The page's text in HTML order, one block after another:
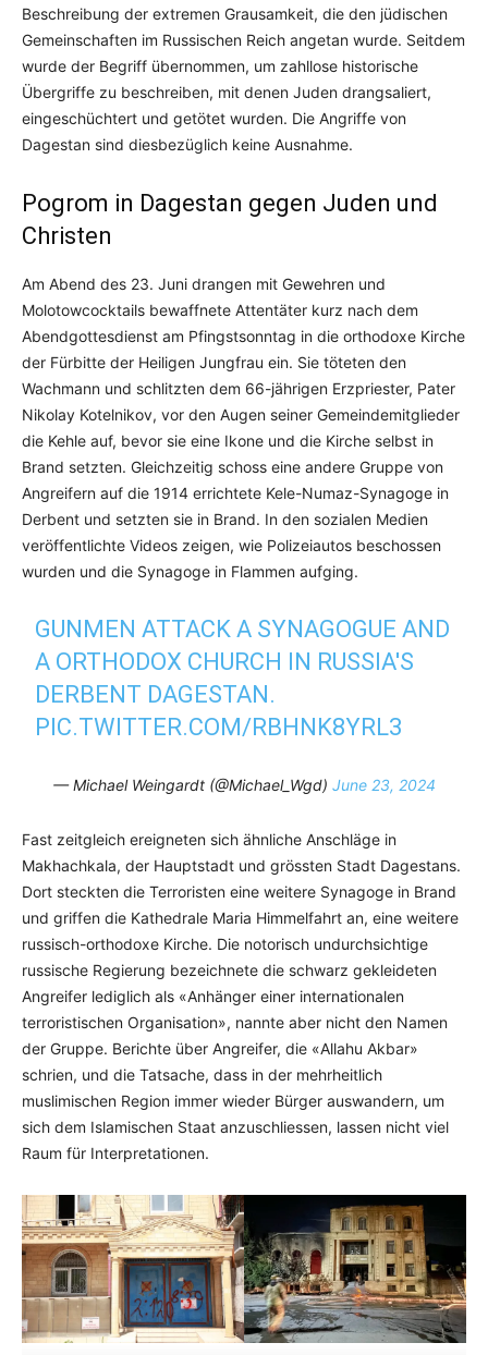
Beschreibung der extremen Grausamkeit, die den jüdischen
Gemeinschaften im Russischen Reich angetan wurde. Seitdem
wurde der Begriff übernommen, um zahllose historische
Übergriffe zu beschreiben, mit denen Juden drangsaliert,
eingeschüchtert und getötet wurden. Die Angriffe von
Dagestan sind diesbezüglich keine Ausnahme.
Pogrom in Dagestan gegen Juden und
Christen
Am Abend des 23. Juni drangen mit Gewehren und
Molotowcocktails bewaffnete Attentäter kurz nach dem
Abendgottesdienst am Pfingstsonntag in die orthodoxe Kirche
der Fürbitte der Heiligen Jungfrau ein. Sie töteten den
Wachmann und schlitzten dem 66-jährigen Erzpriester, Pater
Nikolay Kotelnikov, vor den Augen seiner Gemeindemitglieder
die Kehle auf, bevor sie eine Ikone und die Kirche selbst in
Brand setzten. Gleichzeitig schoss eine andere Gruppe von
Angreifern auf die 1914 errichtete Kele-Numaz-Synagoge in
Derbent und setzten sie in Brand. In den sozialen Medien
veröffentlichte Videos zeigen, wie Polizeiautos beschossen
wurden und die Synagoge in Flammen aufging.
GUNMEN ATTACK A SYNAGOGUE AND
A ORTHODOX CHURCH IN RUSSIA'S
DERBENT DAGESTAN.
PIC.TWITTER.COM/RBHNK8YRL3
— Michael Weingardt (@Michael_Wgd) June 23, 2024
Fast zeitgleich ereigneten sich ähnliche Anschläge in
Makhachkala, der Hauptstadt und grössten Stadt Dagestans.
Dort steckten die Terroristen eine weitere Synagoge in Brand
und griffen die Kathedrale Maria Himmelfahrt an, eine weitere
russisch-orthodoxe Kirche. Die notorisch undurchsichtige
russische Regierung bezeichnete die schwarz gekleideten
Angreifer lediglich als «Anhänger einer internationalen
terroristischen Organisation», nannte aber nicht den Namen
der Gruppe. Berichte über Angreifer, die «Allahu Akbar»
schrien, und die Tatsache, dass in der mehrheitlich
muslimischen Region immer wieder Bürger auswandern, um
sich dem Islamischen Staat anzuschliessen, lassen nicht viel
Raum für Interpretationen.